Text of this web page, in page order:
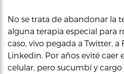
No se trata de abandonar la
alguna terapia especial para
caso, vivo pegada a Twitter, a
Linkedin. Por años evité
celular, pero sucumbí y